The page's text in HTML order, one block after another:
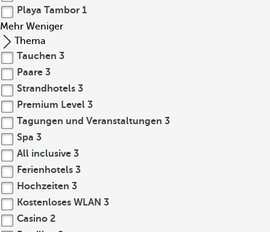
Playa Tambor 1
Mehr Weniger
Thema
Tauchen 3
Paare 3
Strandhotels 3
Premium Level 3
Tagungen und Veranstaltungen 3
Spa 3
All inclusive 3
Ferienhotels 3
Hochzeiten 3
Kostenloses WLAN 3
Casino 2